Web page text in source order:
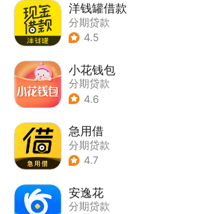
洋钱罐借款
分期贷款
4.5
小花钱包
分期贷款
4.6
急用借
分期贷款
4.7
安逸花
分期贷款